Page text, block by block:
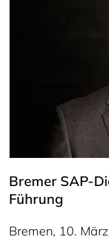
Bremer SAP-
Führung
Bremen, 10.